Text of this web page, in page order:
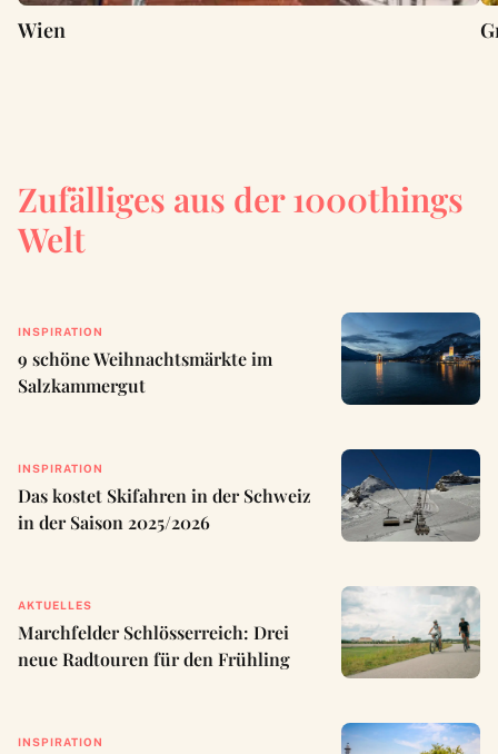
Wien
Zufälliges aus der 1000things
Welt
INSPIRATION
9 schöne Weihnachtsmärkte im
Salzkammergut
INSPIRATION
Das kostet Skifahren in der Schweiz
in der Saison 2025/2026
AKTUELLES
Marchfelder Schlösserreich: Drei
neue Radtouren für den Frühling
INSPIRATION